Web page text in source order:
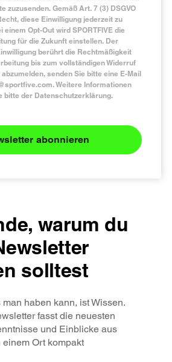
zuzusenden. Gemäß Art. 7 (3) DSGVO
diese Einwilligung jederzeit zu
einem Opt-Out wird SPORTFIVE die
für die Zukunft einstellen. Der
berührt die Rechtmäßigkeit
bis zum vollständigen Widerruf
senden Sie bitte eine E-Mail
. Weitere Informationen
bitte der Datenschutzerklärung.
abonnieren
warum du
solltest
haben kann, ist Wissen.
fasst die neuesten
und Einblicke aus
Ort kompakt